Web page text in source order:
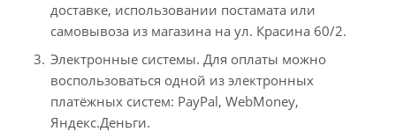
доставке, использовании постамата или
самовывоза из магазина на ул. Красина 60/2.
Электронные системы. Для оплаты можно
воспользоваться одной из электронных
платёжных систем: PayPal, WebMoney,
Яндекс.Деньги.